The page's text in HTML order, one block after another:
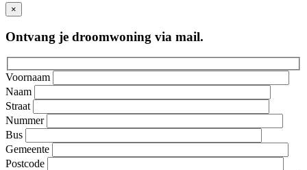
×
Ontvang je droomwoning via mail.
Voornaam
Naam
Straat
Nummer
Bus
Gemeente
Postcode